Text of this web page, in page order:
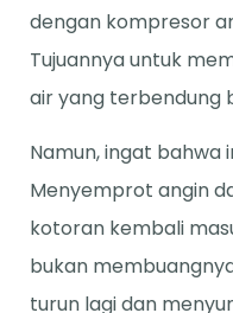
dengan kompresor
Tujuannya untuk
air yang terbendung
Namun, ingat bahwa
Menyemprot angin
kotoran kembali
bukan
turun lagi dan